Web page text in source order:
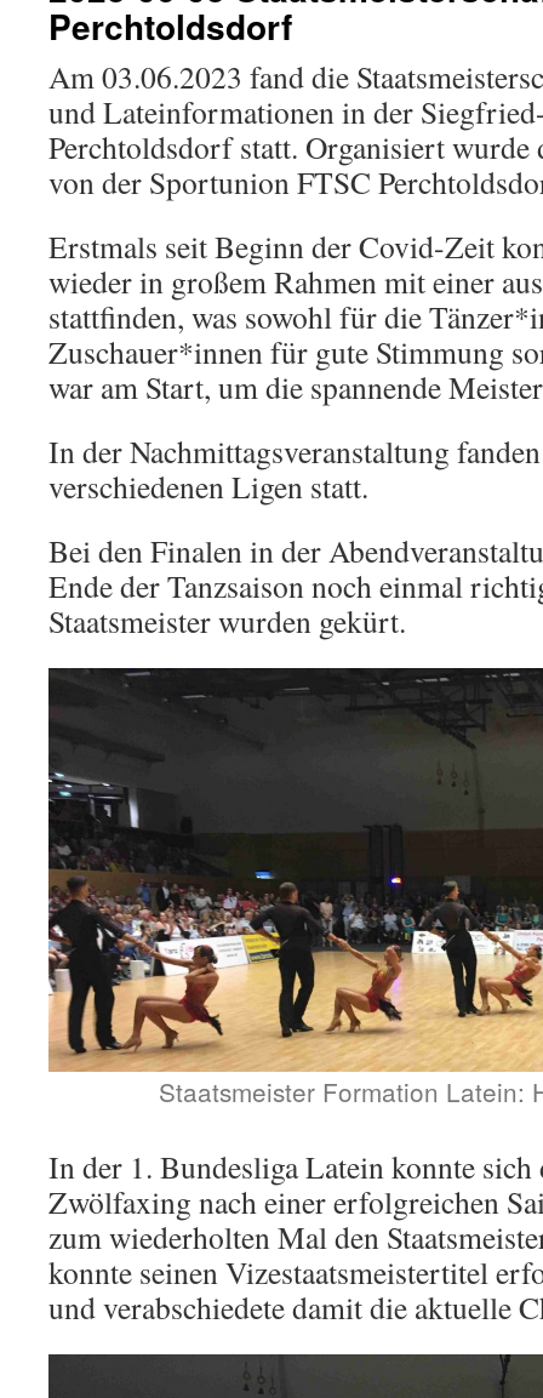
Perchtoldsdorf
Am 03.06.2023 fand die
und Lateinformationen in der
Perchtoldsdorf statt. Organisiert wurde
von der Sportunion FTSC
Erstmals seit Beginn der Covid-Zeit
wieder in großem Rahmen mit einer
stattfinden, was sowohl für die
Zuschauer*innen für gute Stimmung
war am Start, um die spannende
In der Nachmittagsveranstaltung
verschiedenen Ligen statt.
Bei den Finalen in der
Ende der Tanzsaison noch einmal
Staatsmeister wurden gekürt.
Staatsmeister Formation Latein:
In der 1. Bundesliga Latein konnte sich
Zwölfaxing nach einer erfolgreichen
zum wiederholten Mal den
konnte seinen Vizestaatsmeistertitel
und verabschiedete damit die aktuelle